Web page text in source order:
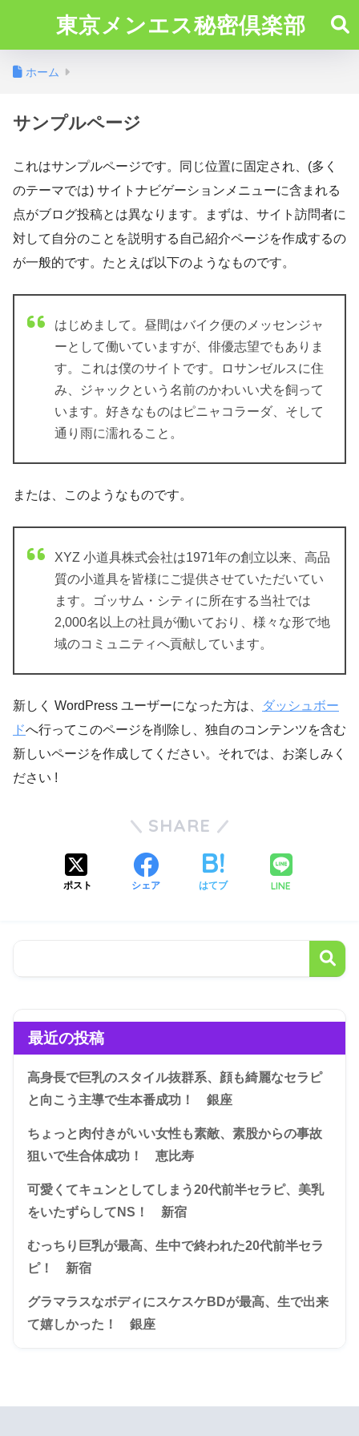
東京メンエス秘密倶楽部
ホーム
サンプルページ
これはサンプルページです。同じ位置に固定され、(多く
のテーマでは) サイトナビゲーションメニューに含まれる
点がブログ投稿とは異なります。まずは、サイト訪問者に
対して自分のことを説明する自己紹介ページを作成するの
が一般的です。たとえば以下のようなものです。
はじめまして。昼間はバイク便のメッセンジャ
ーとして働いていますが、俳優志望でもありま
す。これは僕のサイトです。ロサンゼルスに住
み、ジャックという名前のかわいい犬を飼って
います。好きなものはピニャコラーダ、そして
通り雨に濡れること。
または、このようなものです。
XYZ 小道具株式会社は1971年の創立以来、高品
質の小道具を皆様にご提供させていただいてい
ます。ゴッサム・シティに所在する当社では
2,000名以上の社員が働いており、様々な形で地
域のコミュニティへ貢献しています。
新しく WordPress ユーザーになった方は、
ダッシュボー
ドへ行ってこのページを削除し、独自のコンテンツを含む
新しいページを作成してください。それでは、お楽しみく
ださい !
SHARE
ポスト シェア はてブ LINE
最近の投稿
高身長で巨乳のスタイル抜群系、顔も綺麗なセラピ
と向こう主導で生本番成功！ 銀座
ちょっと肉付きがいい女性も素敵、素股からの事故
狙いで生合体成功！ 恵比寿
可愛くてキュンとしてしまう20代前半セラピ、美乳
をいたずらしてNS！ 新宿
むっちり巨乳が最高、生中で終われた20代前半セラ
ピ！ 新宿
グラマラスなボディにスケスケBDが最高、生で出来
て嬉しかった！ 銀座